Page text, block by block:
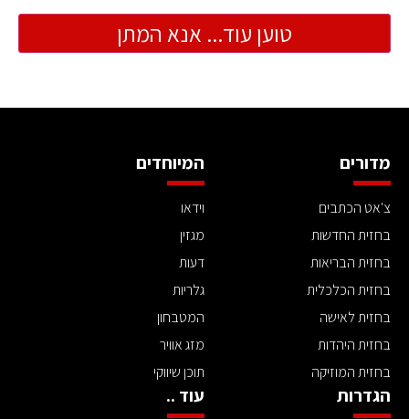
טוען עוד... אנא המתן
מדורים
צ'אט הכתבים
בחזית החדשות
בחזית הבריאות
בחזית הכלכלית
בחזית לאישה
בחזית היהדות
בחזית המוזיקה
המיוחדים
וידאו
מגזין
דעות
גלריות
המטבחון
מזג אוויר
תוכן שיווקי
הגדרות עוד ..